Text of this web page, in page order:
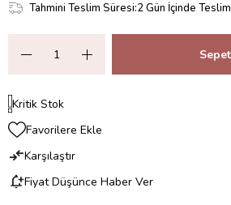
Tahmini Teslim Süresi:2 Gün İçinde Teslim
Kritik Stok
Favorilere Ekle
Karşılaştır
Fiyat Düşünce Haber Ver